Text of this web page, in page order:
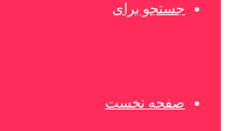
جستجو برای
صفحه نخست